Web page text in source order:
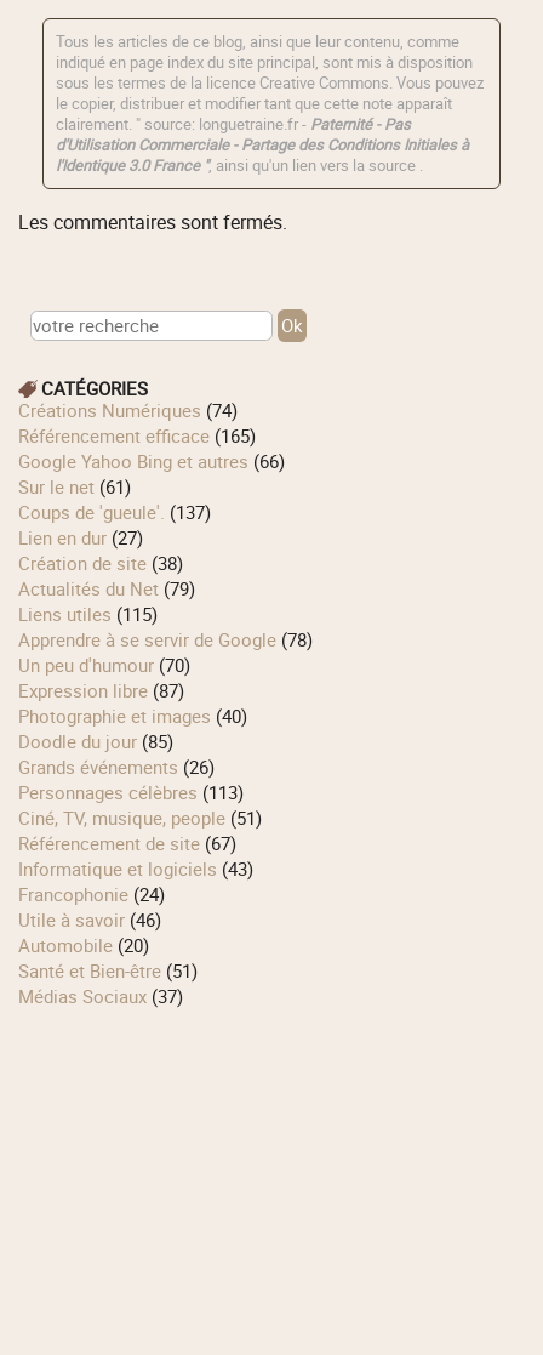
Tous les articles de ce blog, ainsi que leur contenu, comme
indiqué en page index du site principal, sont mis à disposition
sous les termes de la licence Creative Commons. Vous pouvez
le copier, distribuer et modifier tant que cette note apparaît
clairement. " source: longuetraine.fr - Paternité - Pas
d'Utilisation Commerciale - Partage des Conditions Initiales à
l'Identique 3.0 France ", ainsi qu'un lien vers la source .
Les commentaires sont fermés.
CATÉGORIES
Créations Numériques (74)
Référencement efficace (165)
Google Yahoo Bing et autres (66)
Sur le net (61)
Coups de 'gueule'. (137)
Lien en dur (27)
Création de site (38)
Actualités du Net (79)
Liens utiles (115)
Apprendre à se servir de Google (78)
Un peu d'humour (70)
Expression libre (87)
Photographie et images (40)
Doodle du jour (85)
Grands événements (26)
Personnages célèbres (113)
Ciné, TV, musique, people (51)
Référencement de site (67)
Informatique et logiciels (43)
Francophonie (24)
Utile à savoir (46)
Automobile (20)
Santé et Bien-être (51)
Médias Sociaux (37)